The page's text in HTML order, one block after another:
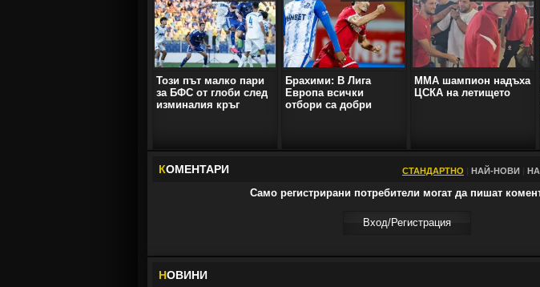
Този път малко пари
за БФС от глоби след
изминалия кръг
Брахими: В Лига
Европа всички
отбори са добри
ММА шампион надъха
ЦСКА на летището
КОМЕНТАРИ СТАНДАРТНО НАЙ-НОВИ
Само регистрирани потребители могат да пишат
Вход/Регистрaция
НОВИНИ